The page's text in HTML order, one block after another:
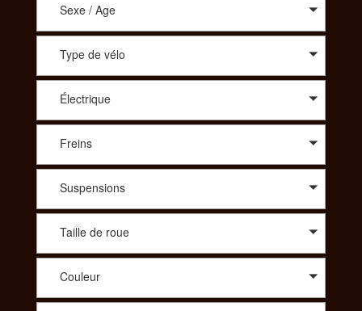
Sexe / Age
Type de vélo
Électrique
Freins
Suspensions
Taille de roue
Couleur